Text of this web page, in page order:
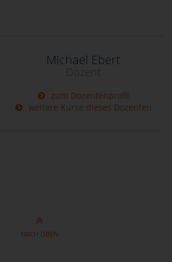
Michael Ebert
Dozent
zum Dozentenprofil
weitere Kurse dieses Dozenten
NACH OBEN